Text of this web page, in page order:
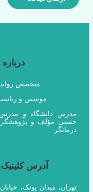
متخصص
موسس و
مدرس دانشگاه و مدرس
جنسی مؤلف و پژوهشگر
درمانگر
آدرس
تهران، میدان پونک،